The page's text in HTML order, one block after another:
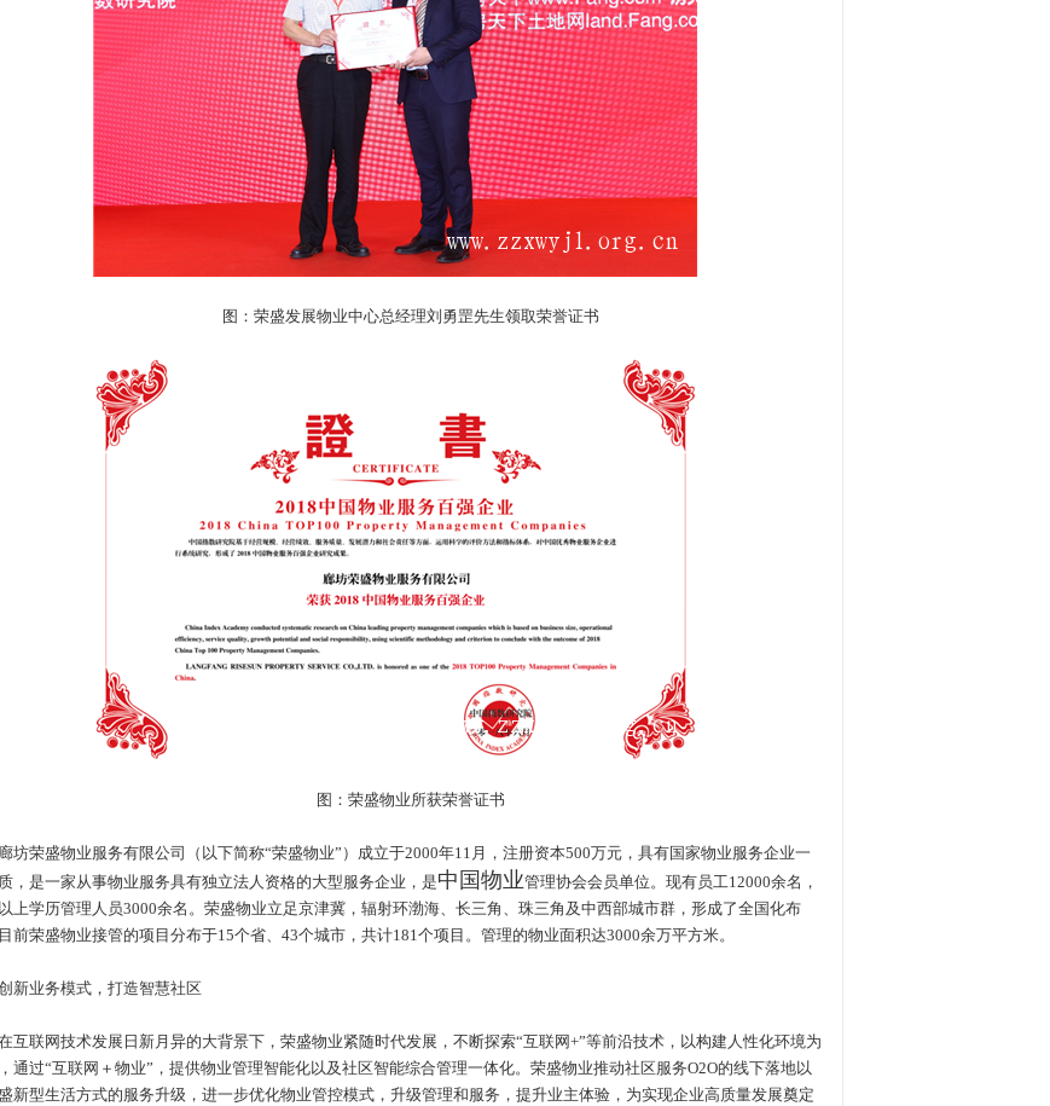
图：荣盛发展物业中心总经理刘勇罡先生领取荣誉证书
图：荣盛物业所获荣誉证书
荣盛物业服务有限公司（以下简称“荣盛物业”）成立于2000年11月，注册资本500万元，具有国家物业服务企业一
，是一家从事物业服务具有独立法人资格的大型服务企业，是中国物业管理协会会员单位。现有员工12000余名，
上学历管理人员3000余名。荣盛物业立足京津冀，辐射环渤海、长三角、珠三角及中西部城市群，形成了全国化布
前荣盛物业接管的项目分布于15个省、43个城市，共计181个项目。管理的物业面积达3000余万平方米。
业务模式，打造智慧社区
联网技术发展日新月异的大背景下，荣盛物业紧随时代发展，不断探索“互联网+”等前沿技术，以构建人性化环境为
通过“互联网＋物业”，提供物业管理智能化以及社区智能综合管理一体化。荣盛物业推动社区服务O2O的线下落地以
新型生活方式的服务升级，进一步优化物业管控模式，升级管理和服务，提升业主体验，为实现企业高质量发展奠定